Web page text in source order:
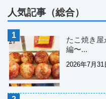
人気記事（総合）
たこ焼き
編〜...
2026年7月31